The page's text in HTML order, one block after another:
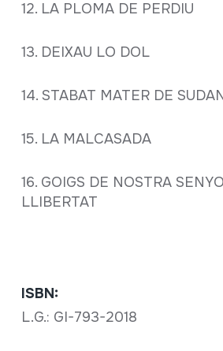
12. LA PLOMA DE PERDIU
13. DEIXAU LO DOL
14. STABAT MATER DE
15. LA MALCASADA
16. GOIGS DE NOSTRA
LLIBERTAT
ISBN:
L.G.: GI-793-2018